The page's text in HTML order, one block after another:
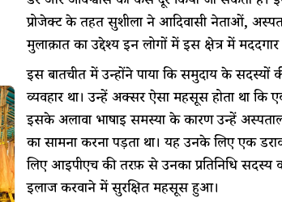
प्रोजेक्ट के तहत सुशीला ने आदिवासी नेताओं,
मुलाक़ात का उद्देश्य इन लोगों में इस क्षेत्र में
इस बातचीत में उन्होंने पाया कि समुदाय के सदस्यों
व्यवहार था। उन्हें अक्सर ऐसा महसूस होता था
इसके अलावा भाषाई समस्या के कारण उन्हें
का सामना करना पड़ता था। यह उनके लिए एक
लिए आईपीएच की तरफ़ से उनका प्रतिनिधि सदस्य
इलाज करवाने में सुरक्षित महसूस हुआ।